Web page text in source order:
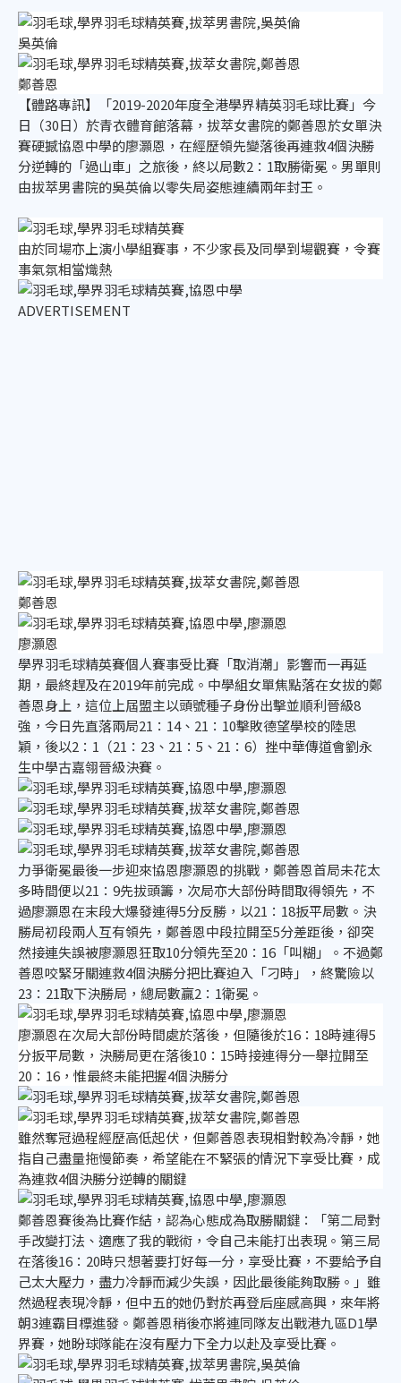
吳英倫
鄭善恩
【體路專訊】「2019-2020年度全港學界精英羽毛球比賽」今
日（30日）於青衣體育館落幕，拔萃女書院的鄭善恩於女單決
賽硬撼協恩中學的廖灝恩，在經歷領先變落後再連救4個決勝
分逆轉的「過山車」之旅後，終以局數2：1取勝衛冕。男單則
由拔萃男書院的吳英倫以零失局姿態連續兩年封王。
由於同場亦上演小學組賽事，不少家長及同學到場觀賽，令賽
事氣氛相當熾熱
ADVERTISEMENT
鄭善恩
廖灝恩
學界羽毛球精英賽個人賽事受比賽「取消潮」影響而一再延
期，最終趕及在2019年前完成。中學組女單焦點落在女拔的鄭
善恩身上，這位上屆盟主以頭號種子身份出擊並順利晉級8
強，今日先直落兩局21：14、21：10擊敗德望學校的陸思
穎，後以2：1（21：23、21：5、21：6）挫中華傳道會劉永
生中學古嘉翎晉級決賽。
力爭衛冕最後一步迎來協恩廖灝恩的挑戰，鄭善恩首局未花太
多時間便以21：9先拔頭籌，次局亦大部份時間取得領先，不
過廖灝恩在末段大爆發連得5分反勝，以21：18扳平局數。決
勝局初段兩人互有領先，鄭善恩中段拉開至5分差距後，卻突
然接連失誤被廖灝恩狂取10分領先至20：16「叫糊」。不過鄭
善恩咬緊牙關連救4個決勝分把比賽迫入「刁時」，終驚險以
23：21取下決勝局，總局數贏2：1衛冕。
廖灝恩在次局大部份時間處於落後，但隨後於16：18時連得5
分扳平局數，決勝局更在落後10：15時接連得分一舉拉開至
20：16，惟最終未能把握4個決勝分
雖然奪冠過程經歷高低起伏，但鄭善恩表現相對較為冷靜，她
指自己盡量拖慢節奏，希望能在不緊張的情況下享受比賽，成
為連救4個決勝分逆轉的關鍵
鄭善恩賽後為比賽作結，認為心態成為取勝關鍵：「第二局對
手改變打法、適應了我的戰術，令自己未能打出表現。第三局
在落後16：20時只想著要打好每一分，享受比賽，不要給予自
己太大壓力，盡力冷靜而減少失誤，因此最後能夠取勝。」雖
然過程表現冷靜，但中五的她仍對於再登后座感高興，來年將
朝3連霸目標進發。鄭善恩稍後亦將連同隊友出戰港九區D1學
界賽，她盼球隊能在沒有壓力下全力以赴及享受比賽。